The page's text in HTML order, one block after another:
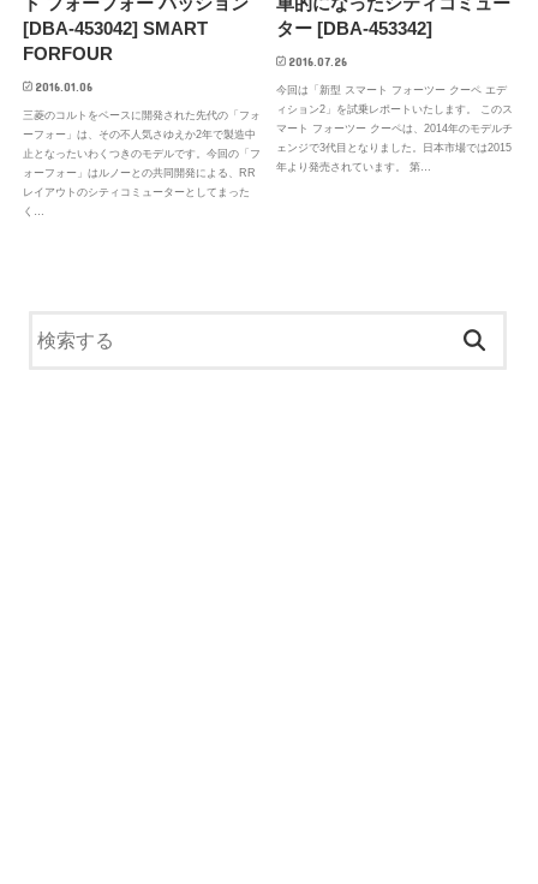
ター [DBA-453342]
2016.07.26
今回は「新型 スマート フォーツー クーペ エデ
ィション2」を試乗レポートいたします。 このス
マート フォーツー クーペは、2014年のモデルチ
ェンジで3代目となりました。日本市場では2015
年より発売されています。 第…
[DBA-453042] SMART
FORFOUR
2016.01.06
三菱のコルトをベースに開発された先代の「フォ
ーフォー」は、その不人気さゆえか2年で製造中
止となったいわくつきのモデルです。今回の「フ
ォーフォー」はルノーとの共同開発による、RR
レイアウトのシティコミューターとしてまった
く…